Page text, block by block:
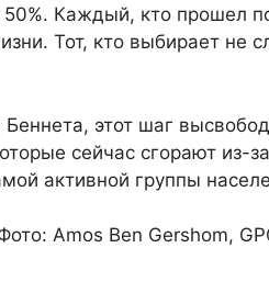
50%. Каждый, кто прошел
Тот, кто выбирает не
этот шаг
сейчас сгорают из-
активной группы
Amos Ben Gershom,